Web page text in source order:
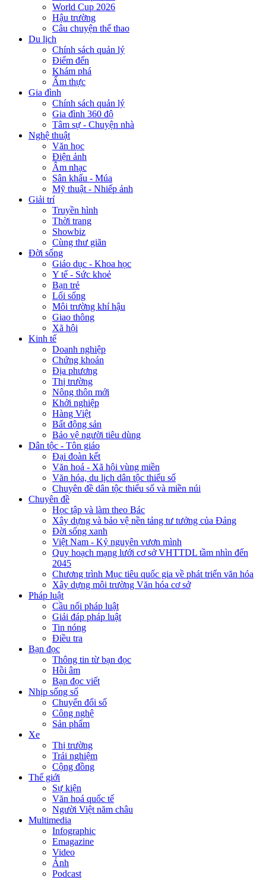
World Cup 2026
Hậu trường
Câu chuyện thể thao
Du lịch
Chính sách quản lý
Điểm đến
Khám phá
Ẩm thực
Gia đình
Chính sách quản lý
Gia đình 360 độ
Tâm sự - Chuyện nhà
Nghệ thuật
Văn học
Điện ảnh
Âm nhạc
Sân khấu - Múa
Mỹ thuật - Nhiếp ảnh
Giải trí
Truyền hình
Thời trang
Showbiz
Cùng thư giãn
Đời sống
Giáo dục - Khoa học
Y tế - Sức khoẻ
Bạn trẻ
Lối sống
Môi trường khí hậu
Giao thông
Xã hội
Kinh tế
Doanh nghiệp
Chứng khoán
Địa phương
Thị trường
Nông thôn mới
Khởi nghiệp
Hàng Việt
Bất động sản
Bảo vệ người tiêu dùng
Dân tộc - Tôn giáo
Đại đoàn kết
Văn hoá - Xã hội vùng miền
Văn hóa, du lịch dân tộc thiểu số
Chuyên đề dân tộc thiểu số và miền núi
Chuyên đề
Học tập và làm theo Bác
Xây dựng và bảo vệ nền tảng tư tưởng của Đảng
Đời sống xanh
Việt Nam - Kỷ nguyên vươn mình
Quy hoạch mạng lưới cơ sở VHTTDL tầm nhìn đến
2045
Chương trình Mục tiêu quốc gia về phát triển văn hóa
Xây dựng môi trường Văn hóa cơ sở
Pháp luật
Cầu nối pháp luật
Giải đáp pháp luật
Tin nóng
Điều tra
Bạn đọc
Thông tin từ bạn đọc
Hồi âm
Bạn đọc viết
Nhịp sống số
Chuyển đổi số
Công nghệ
Sản phẩm
Xe
Thị trường
Trải nghiệm
Cộng đồng
Thế giới
Sự kiện
Văn hoá quốc tế
Người Việt năm châu
Multimedia
Infographic
Emagazine
Video
Ảnh
Podcast